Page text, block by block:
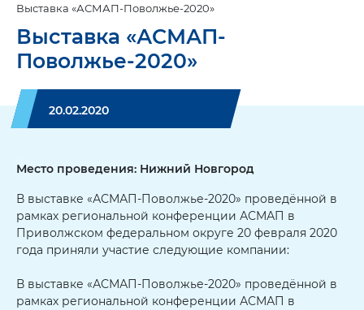
Выставка «АСМАП-Поволжье-2020»
Выставка «АСМАП-
Поволжье-2020»
20.02.2020
Место проведения: Нижний Новгород
В выставке «АСМАП-Поволжье-2020» проведённой в
рамках региональной конференции АСМАП в
Приволжском федеральном округе 20 февраля 2020
года приняли участие следующие компании:
В выставке «АСМАП-Поволжье-2020» проведённой в
рамках региональной конференции АСМАП в